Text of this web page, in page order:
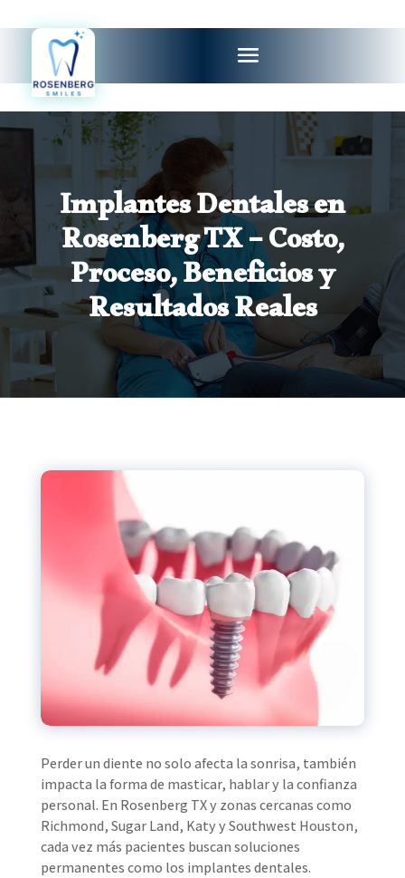
Implantes Dentales en
Rosenberg TX – Costo,
Proceso, Beneficios y
Resultados Reales
Perder un diente no solo afecta la sonrisa, también
impacta la forma de masticar, hablar y la confianza
personal. En Rosenberg TX y zonas cercanas como
Richmond, Sugar Land, Katy y Southwest Houston,
cada vez más pacientes buscan soluciones
permanentes como los implantes dentales.